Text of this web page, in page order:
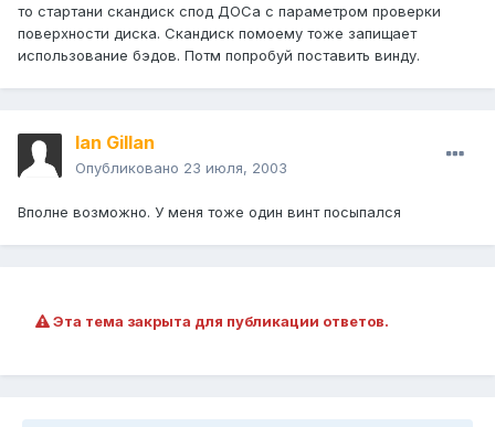
то стартани скандиск спод ДОСа с параметром проверки
поверхности диска. Скандиск помоему тоже запищает
использование бэдов. Потм попробуй поставить винду.
Ian Gillan
Опубликовано 23 июля, 2003
Вполне возможно. У меня тоже один винт посыпался
Эта тема закрыта для публикации ответов.